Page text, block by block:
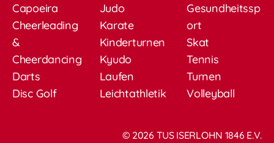
Capoeira
Cheerleading
&
Cheerdancing
Darts
Disc Golf
Judo
Karate
Kinderturnen
Kyudo
Laufen
Leichtathletik
Gesundheitssp
ort
Skat
Tennis
Turnen
Volleyball
© 2026 TUS ISERLOHN 1846 E.V.